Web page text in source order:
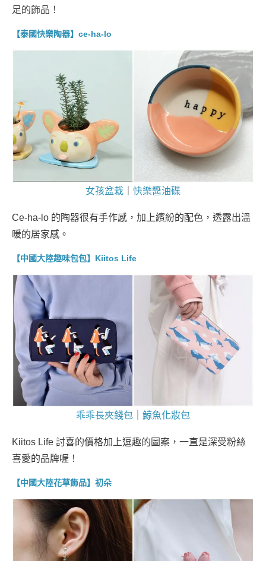
足的飾品！
【泰國快樂陶器】ce-ha-lo
女孩盆栽 快樂醬油碟
Ce-ha-lo 的陶器很有手作感，加上繽紛的配色，透露出溫
暖的居家感。
【中國大陸趣味包包】Kiitos Life
乖乖長夾錢包 鯨魚化妝包
Kiitos Life 討喜的價格加上逗趣的圖案，一直是深受粉絲
喜愛的品牌喔！
【中國大陸花草飾品】初朵